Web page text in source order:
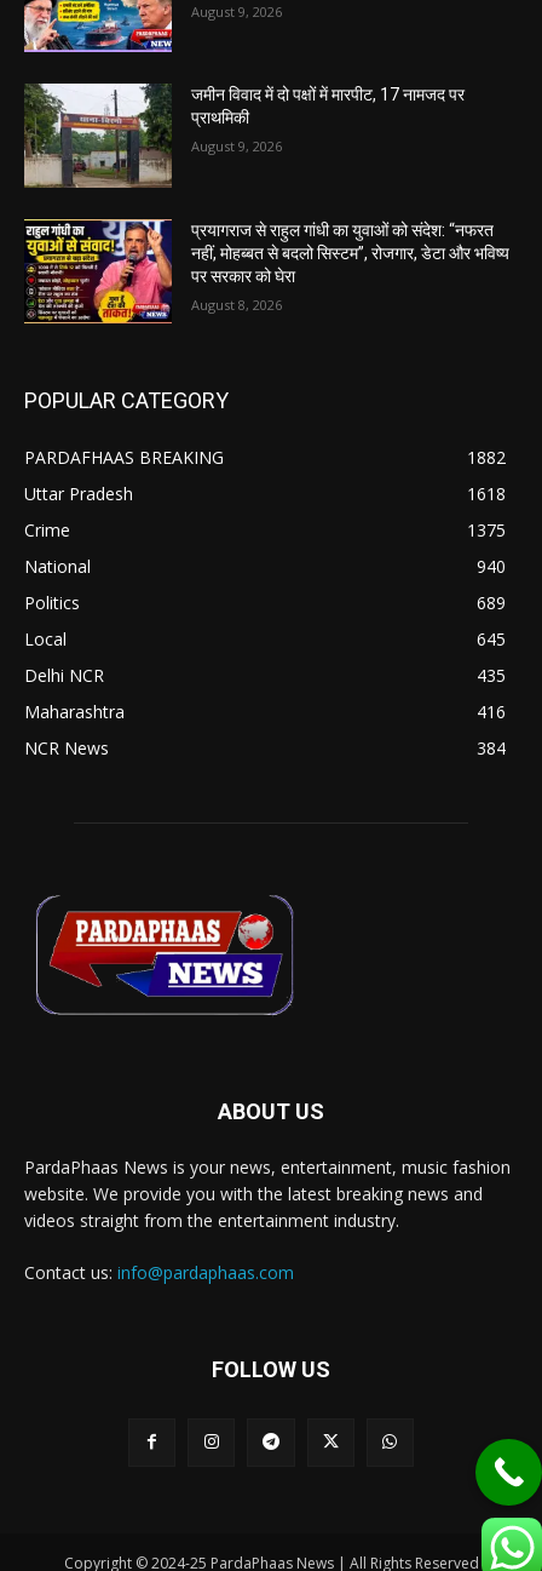
August 9, 2026
जमीन विवाद में दो पक्षों में मारपीट, 17 नामजद पर
प्राथमिकी
August 9, 2026
प्रयागराज से राहुल गांधी का युवाओं को संदेश: “नफरत
नहीं, मोहब्बत से बदलो सिस्टम”, रोजगार, डेटा और भविष्य
पर सरकार को घेरा
August 8, 2026
POPULAR CATEGORY
PARDAFHAAS BREAKING
1882
Uttar Pradesh
1618
Crime
1375
National
940
Politics
689
Local
645
Delhi NCR
435
Maharashtra
416
NCR News
384
ABOUT US
PardaPhaas News is your news, entertainment, music fashion
website. We provide you with the latest breaking news and
videos straight from the entertainment industry.
Contact us: info@pardaphaas.com
FOLLOW US
Copyright © 2024-25 PardaPhaas News | All Rights Reserved